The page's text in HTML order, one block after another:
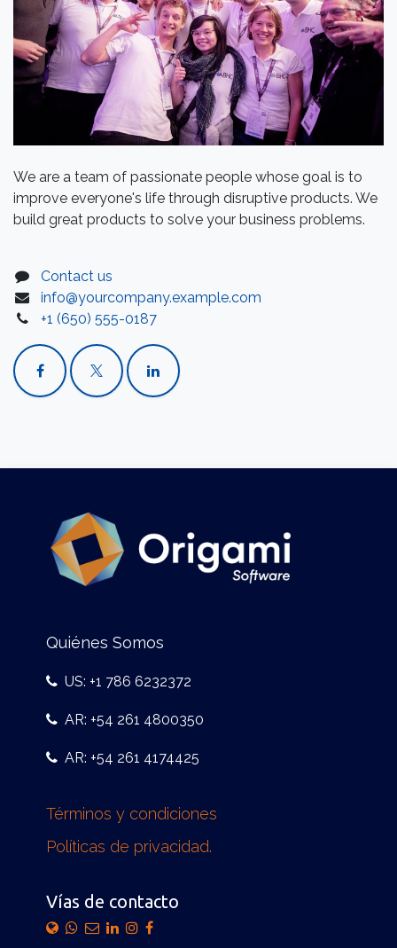
We are a team of passionate people whose goal is to
improve everyone's life through disruptive products. We
build great products to solve your business problems.
Contact us
info@yourcompany.example.com
+1 (650) 555-0187
Quiénes Somos
US: +1 786 6232372
AR: +54 261 4800350
AR: +54 261 4174425
Términos y condiciones
Políticas de privacidad.
Vías de contacto